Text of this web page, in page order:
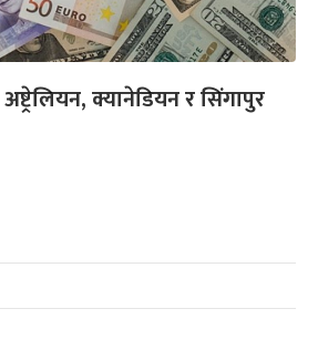
क्यानेडियन र सिंगापुर